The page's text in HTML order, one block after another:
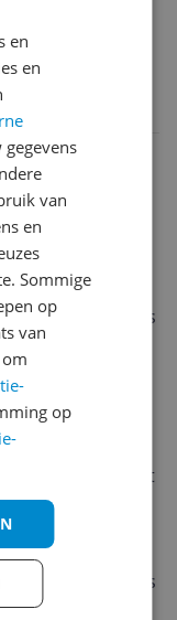
de Google
maar
HD-
beelden die
zijn.
voor
je films, series
zijn 60 frames
vloeiend
Android-
voor
en
jouw hele smart
de bank. Het
komt met een
meerdere
functionaliteit, is
of data
en
en
van
en
Sommige
op
van
op